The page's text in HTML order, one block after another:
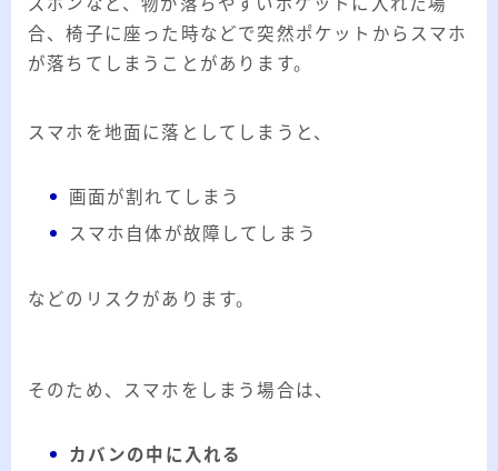
合、椅子に座った時などで突然ポケットからスマホ
が落ちてしまうことがあります。
スマホを地面に落としてしまうと、
画面が割れてしまう
スマホ自体が故障してしまう
などのリスクがあります。
そのため、スマホをしまう場合は、
カバンの中に入れる